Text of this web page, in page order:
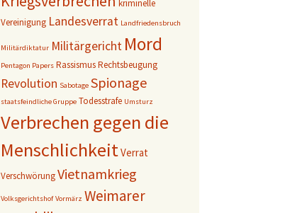
kriminelle
Vereinigung Landesverrat Landfriedensbruch
Militärdiktatur Militärgericht Mord
Pentagon Papers RassismusRechtsbeugung
Revolution Sabotage Spionage
staatsfeindliche Gruppe Todesstrafe Umsturz
Verbrechen gegen die
MenschlichkeitVerrat
VerschwörungVietnamkrieg
Volksgerichtshof Vormärz Weimarer